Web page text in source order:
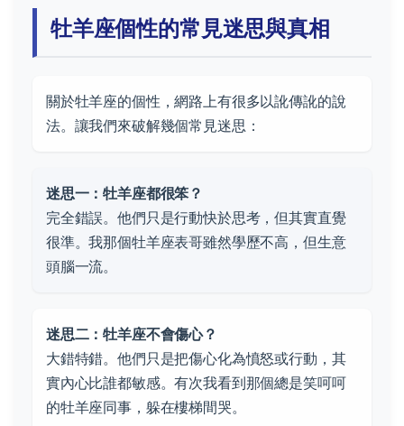
牡羊座個性的常見迷思與真相
關於牡羊座的個性，網路上有很多以訛傳訛的說
法。讓我們來破解幾個常見迷思：
迷思一：牡羊座都很笨？
完全錯誤。他們只是行動快於思考，但其實直覺
很準。我那個牡羊座表哥雖然學歷不高，但生意
頭腦一流。
迷思二：牡羊座不會傷心？
大錯特錯。他們只是把傷心化為憤怒或行動，其
實內心比誰都敏感。有次我看到那個總是笑呵呵
的牡羊座同事，躲在樓梯間哭。